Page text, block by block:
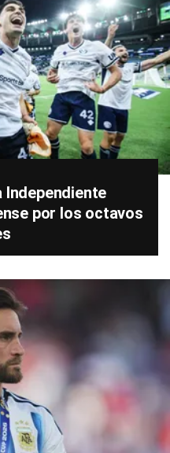
Independiente
por los octavos